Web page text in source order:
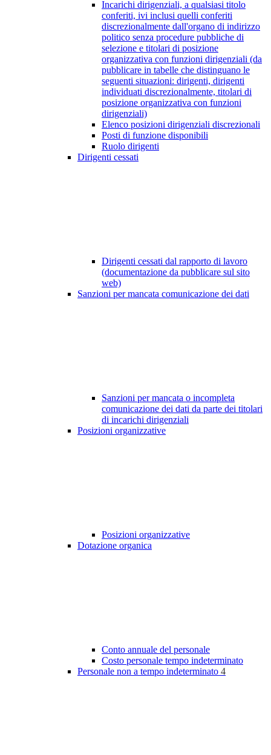
Incarichi dirigenziali, a qualsiasi titolo
conferiti, ivi inclusi quelli conferiti
discrezionalmente dall'organo di indirizzo
politico senza procedure pubbliche di
selezione e titolari di posizione
organizzativa con funzioni dirigenziali (da
pubblicare in tabelle che distinguano le
seguenti situazioni: dirigenti, dirigenti
individuati discrezionalmente, titolari di
posizione organizzativa con funzioni
dirigenziali)
Elenco posizioni dirigenziali discrezionali
Posti di funzione disponibili
Ruolo dirigenti
Dirigenti cessati
Dirigenti cessati dal rapporto di lavoro
(documentazione da pubblicare sul sito
web)
Sanzioni per mancata comunicazione dei dati
Sanzioni per mancata o incompleta
comunicazione dei dati da parte dei titolari
di incarichi dirigenziali
Posizioni organizzative
Posizioni organizzative
Dotazione organica
Conto annuale del personale
Costo personale tempo indeterminato
Personale non a tempo indeterminato 4